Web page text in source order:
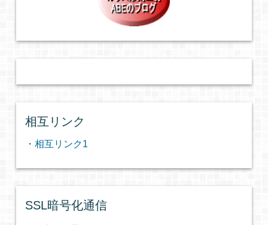
相互リンク
・相互リンク1
SSL暗号化通信